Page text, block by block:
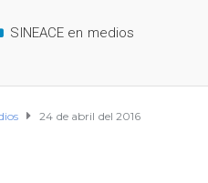
SINEACE en medios
24 de abril del 2016